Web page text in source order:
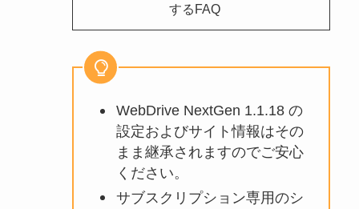
するFAQ
WebDrive NextGen 1.1.18 の
設定およびサイト情報はその
まま継承されますのでご安心
ください。
サブスクリプション専用のシ